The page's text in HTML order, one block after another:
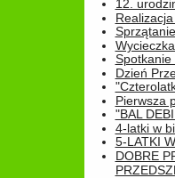
12.
Spotkanie
Dzień
Pierwsza
"BAL
4-latki w
5-LATKI
DOBRE